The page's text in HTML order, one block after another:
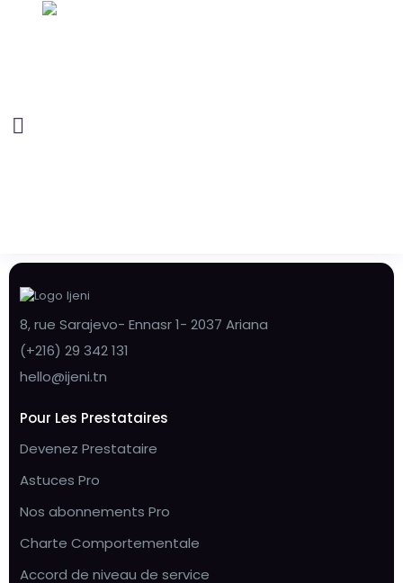
8, rue Sarajevo- Ennasr 1- 2037 Ariana
(+216) 29 342 131
hello@ijeni.tn
Pour Les Prestataires
Devenez Prestataire
Astuces Pro
Nos abonnements Pro
Charte Comportementale
Accord de niveau de service